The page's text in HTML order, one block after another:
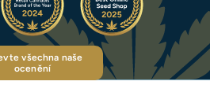
všechna naše
ocenění